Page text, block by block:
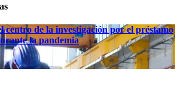
centro de la investigación por el préstamo
la pandemia